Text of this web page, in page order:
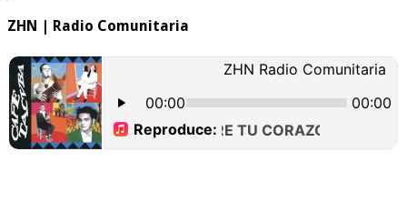
ZHN | Radio Comunitaria